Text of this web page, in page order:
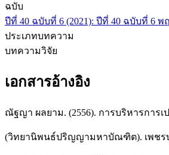
ฉบับ
ปีที่ 40 ฉบับที่ 6 (2021): ปีที่ 40 ฉบับที่ 6
ประเภทบทความ
บทความวิจัย
เอกสารอ้างอิง
ณัฐญา ผลยาม. (2556). การบริหารการ
(วิทยานิพนธ์ปริญญามหาบัณฑิต). เพชร